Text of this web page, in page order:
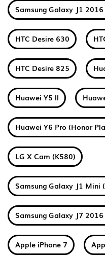
Samsung Galaxy J1
HTC Desire 630
HTC Desire 825
Huawei Y5 II
Huawei Y6 Pro (Honor
LG X Cam (K580)
Samsung Galaxy J1 Mini
Samsung Galaxy J7
Apple iPhone 7